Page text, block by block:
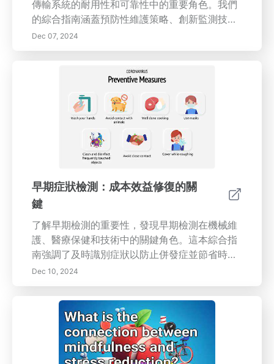
傳輸系統的耐用性和可靠性中的重要角色。我們
的綜合指南涵蓋預防性維護策略、創新監測技術
的整合以及員工培訓的重要性。探索設備護理的
最佳實踐，包括例行檢查和適當的文檔，以提高
和物聯網等現代解決方案，展示這些方法如何優
化資源配置並降低成本。通過採用系統的維護計
劃並通過反饋建立持續改進，組織可以保護其傳
輸系統免受意外故障的影響，並提升整體性能。
保持對行業趨勢和合規標準的關注，以維持競爭
Dec 07, 2024
早期症狀檢測：成本效益修復的關
鍵
了解早期檢測的重要性，發現早期檢測在機械維
護、醫療保健和技術中的關鍵角色。這本綜合指
南強調了及時識別症狀以防止併發症並節省時間
和金錢的好處。了解增強主動問題解決的基本監
測系統的必要性、定期維護的重要性，以及對已
識別症狀的及時行動如何帶來經濟優勢。揭示需
要注意的常見警告信號和培養警覺文化的長期好
處。探索提高安全性與合規性的有效預防性維護
策略，同時與服務提供商建立長期關係。今天就
來改變您對維護和運營效率的看法！
Dec 10, 2024